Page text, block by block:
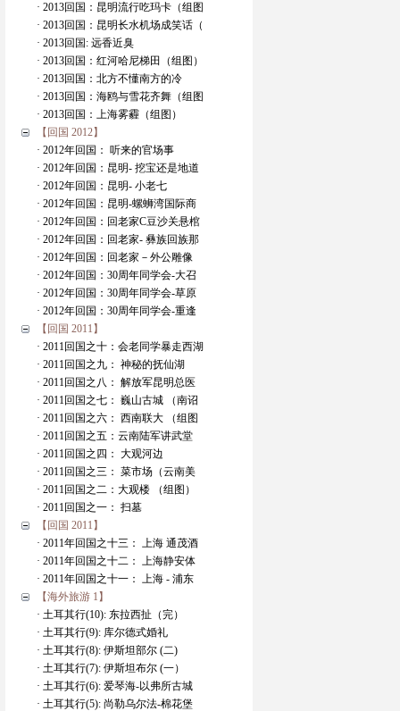
· 2013回国：昆明流行吃玛卡（组图
· 2013回国：昆明长水机场成笑话（
· 2013回国: 远香近臭
· 2013回国：红河哈尼梯田（组图）
· 2013回国：北方不懂南方的冷
· 2013回国：海鸥与雪花齐舞（组图
· 2013回国：上海雾霾（组图）
【回国 2012】
· 2012年回国： 听来的官场事
· 2012年回国：昆明- 挖宝还是地道
· 2012年回国：昆明- 小老七
· 2012年回国：昆明-螺蛳湾国际商
· 2012年回国：回老家C豆沙关悬棺
· 2012年回国：回老家- 彝族回族那
· 2012年回国：回老家－外公雕像
· 2012年回国：30周年同学会-大召
· 2012年回国：30周年同学会-草原
· 2012年回国：30周年同学会-重逢
【回国 2011】
· 2011回国之十：会老同学暴走西湖
· 2011回国之九： 神秘的抚仙湖
· 2011回国之八： 解放军昆明总医
· 2011回国之七： 巍山古城 （南诏
· 2011回国之六： 西南联大 （组图
· 2011回国之五：云南陆军讲武堂
· 2011回国之四： 大观河边
· 2011回国之三： 菜市场（云南美
· 2011回国之二：大观楼 （组图）
· 2011回国之一： 扫墓
【回国 2011】
· 2011年回国之十三： 上海 通茂酒
· 2011年回国之十二： 上海静安体
· 2011年回国之十一： 上海 - 浦东
【海外旅游 1】
· 土耳其行(10): 东拉西扯（完）
· 土耳其行(9): 库尔德式婚礼
· 土耳其行(8): 伊斯坦部尔 (二)
· 土耳其行(7): 伊斯坦布尔 (一）
· 土耳其行(6): 爱琴海-以弗所古城
· 土耳其行(5): 尚勒乌尔法-棉花堡